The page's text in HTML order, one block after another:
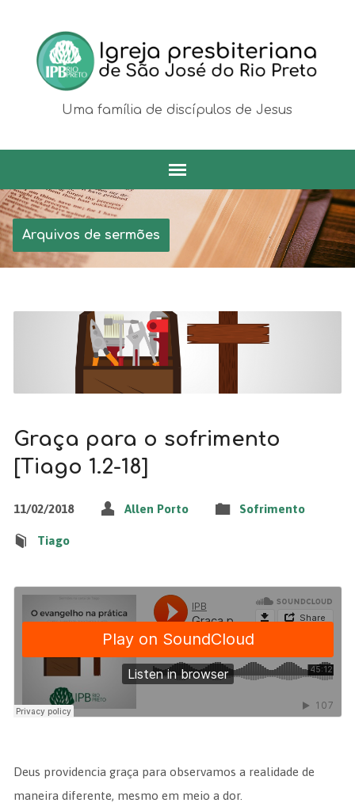
Uma família de discípulos de Jesus
Arquivos de sermões
Graça para o sofrimento
[Tiago 1.2-18]
11/02/2018 Allen Porto Sofrimento
Tiago
Deus providencia graça para observamos a realidade de
maneira diferente, mesmo em meio a dor.